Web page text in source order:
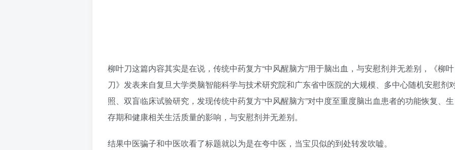
柳叶刀这篇内容其实是在说，传统中药复方“中风醒脑方”用于脑出血，与安慰剂并无差别，《柳叶
刀》发表来自复旦大学类脑智能科学与技术研究院和广东省中医院的大规模、多中心随机安慰剂
照、双盲临床试验研究，发现传统中药复方“中风醒脑方”对中度至重度脑出血患者的功能恢复、生
存期和健康相关生活质量的影响，与安慰剂并无差别。
结果中医骗子和中医吹看了标题就以为是在夸中医，当宝贝似的到处转发吹嘘。